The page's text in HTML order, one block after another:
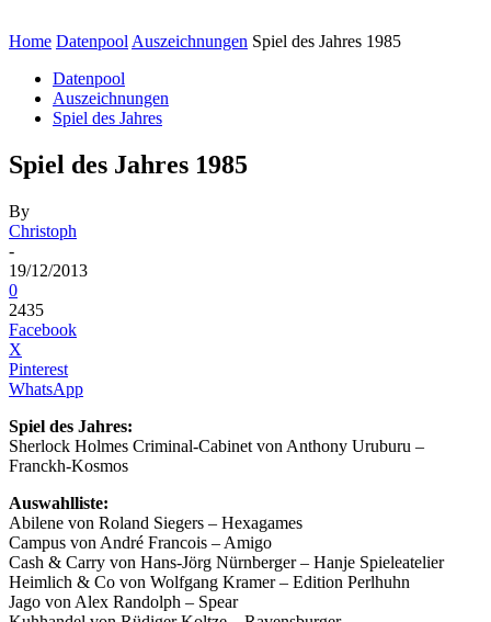
Home Datenpool Auszeichnungen Spiel des Jahres 1985
Datenpool
Auszeichnungen
Spiel des Jahres
Spiel des Jahres 1985
By
Christoph
-
19/12/2013
0
2435
Facebook
X
Pinterest
WhatsApp
Spiel des Jahres:
Sherlock Holmes Criminal-Cabinet von Anthony Uruburu –
Franckh-Kosmos
Auswahlliste:
Abilene von Roland Siegers – Hexagames
Campus von André Francois – Amigo
Cash & Carry von Hans-Jörg Nürnberger – Hanje Spieleatelier
Heimlich & Co von Wolfgang Kramer – Edition Perlhuhn
Jago von Alex Randolph – Spear